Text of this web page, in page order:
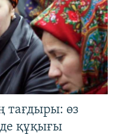
тағдыры: өз
құқығы